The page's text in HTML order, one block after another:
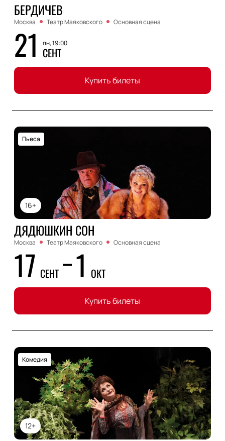
БЕРДИЧЕВ
Москва Театр Маяковского Основная сцена
21 пн, 19:00
СЕНТ
Купить билеты
16+
Пьеса
ДЯДЮШКИН СОН
Москва Театр Маяковского Основная сцена
17 СЕНТ 1 ОКТ
Купить билеты
12+
Комедия